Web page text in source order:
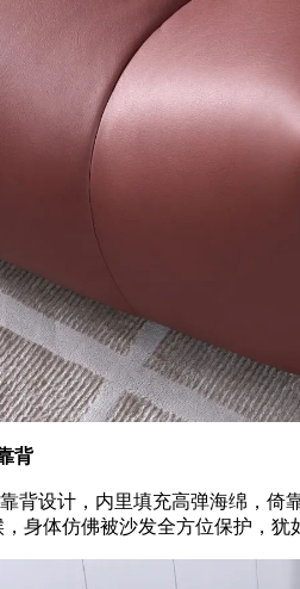
背
背设计，内里填充高弹海绵，倚
身体仿佛被沙发全方位保护，